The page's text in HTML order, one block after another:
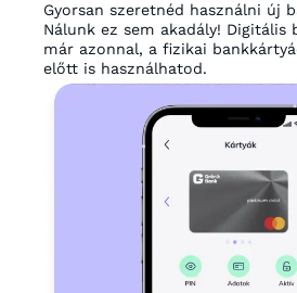
Gyorsan szeretnéd használni új
Nálunk ez sem akadály! Digitális
már azonnal, a fizikai
előtt is használhatod.